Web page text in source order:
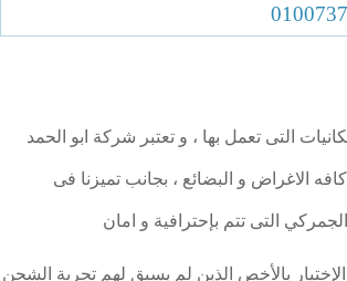
التى تعمل بها ، و تعتبر شركة ابو الحمد
و البضائع ، بجانب تميزنا فى
التى تتم بإحترافية و امان
الإختيار بالأخص الذين لم يسبق لهم تجربة الشحن